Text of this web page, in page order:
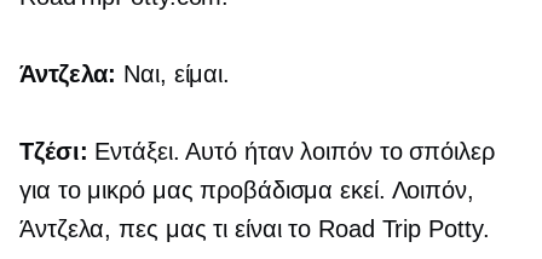
Άντζελα: Ναι, είμαι.
Τζέσι: Εντάξει. Αυτό ήταν λοιπόν το σπόιλερ
για το μικρό μας προβάδισμα εκεί. Λοιπόν,
Άντζελα, πες μας τι είναι το Road Trip Potty.